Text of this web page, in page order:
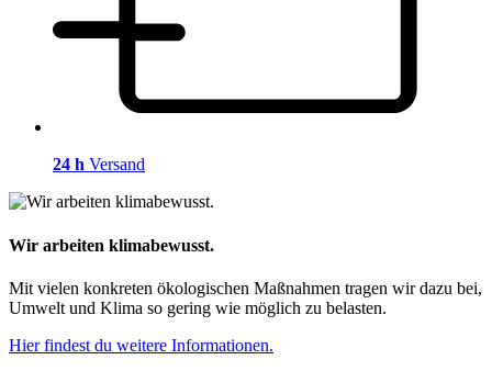
24 h Versand
Wir arbeiten klimabewusst.
Mit vielen konkreten ökologischen Maßnahmen tragen wir dazu bei,
Umwelt und Klima so gering wie möglich zu belasten.
Hier findest du weitere Informationen.